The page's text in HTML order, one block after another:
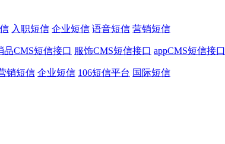
入职短信 企业短信 语音短信 营销短信
品CMS短信接口 服饰CMS短信接口 appCMS短信接口
销短信 企业短信 106短信平台 国际短信